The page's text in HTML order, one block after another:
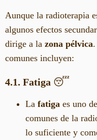
Aunque la radioterapia
algunos efectos
dirige a la zona pélvica
comunes incluyen:
4.1. Fatiga 😴
La fatiga es uno
comunes de la
lo suficiente y